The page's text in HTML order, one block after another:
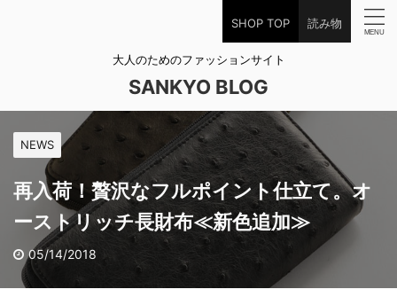
SHOP TOP 読み物
大人のためのファッションサイト
SANKYO BLOG
NEWS
再入荷！贅沢なフルポイント仕立て。オ
ーストリッチ長財布≪新色追加≫
05/14/2018